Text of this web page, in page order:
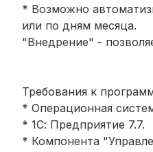
* Возможно
или по дням месяца.
"Внедрение" -
Требования к
* Операционная
* 1С: Предприятие 7.7.
* Компонента